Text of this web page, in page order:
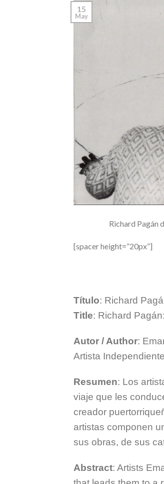
15
May
Richard Pagán
[spacer height=”20px”]
Título: Richard
Title: Richard
Autor / Author:
Artista Independiente
Resumen: Los
viaje que les
creador
artistas componen
sus obras, de sus
Abstract: Artists